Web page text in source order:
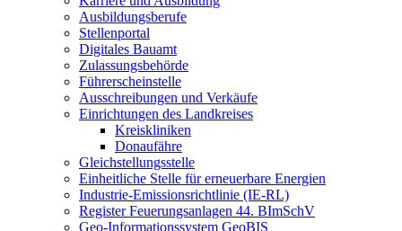
Ausbildungsberufe
Stellenportal
Digitales Bauamt
Zulassungsbehörde
Führerscheinstelle
Ausschreibungen und Verkäufe
Einrichtungen des Landkreises
Kreiskliniken
Donaufähre
Gleichstellungsstelle
Einheitliche Stelle für erneuerbare Energien
Industrie-Emissionsrichtlinie (IE-RL)
Register Feuerungsanlagen 44. BImSchV
Geo-Informationssystem GeoBIS